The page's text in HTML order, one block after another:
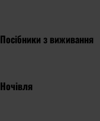
Посібники з виживання
Ночівля